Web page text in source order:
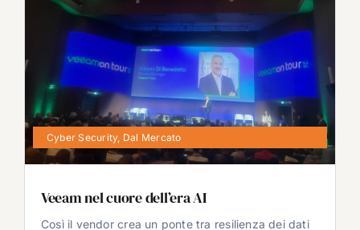
Cyber Security, Dal Mercato
Veeam nel cuore dell’era AI
Così il vendor crea un ponte tra resilienza dei dati